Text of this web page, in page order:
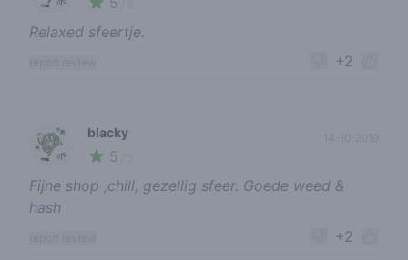
Relaxed sfeertje.
+2
🌱
blacky
5
Fijne shop ,chill, gezellig sfeer. Goede weed &
hash
+2